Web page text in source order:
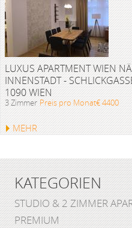
LUXUS APARTMENT WIEN
INNENSTADT -
1090 WIEN
3 Zimmer Preis pro Monat€ 4400
MEHR
KATEGORIEN
STUDIO & 2 ZIMMER
PREMIUM